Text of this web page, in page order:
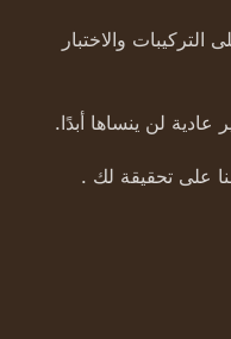
والاختبار
عادية لن ينساها أبدًا.
على تحقيقة لك .